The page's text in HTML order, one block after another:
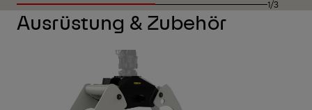
1/3
Ausrüstung & Zubehör